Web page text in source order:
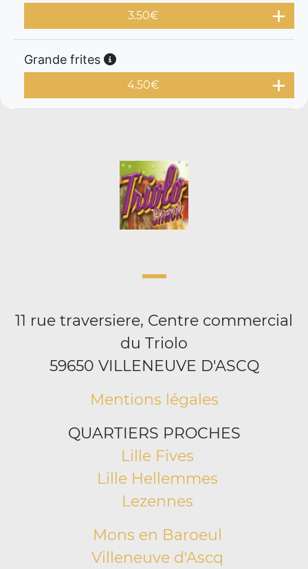
3.50€
Grande frites
4.50€
11 rue traversiere, Centre commercial
du Triolo
59650 VILLENEUVE D'ASCQ
Mentions légales
QUARTIERS PROCHES
Lille Fives
Lille Hellemmes
Lezennes
Mons en Baroeul
Villeneuve d'Ascq